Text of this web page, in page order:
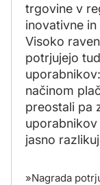
trgovine v
inovativne
Visoko
potrjujejo
načinom
preostali pa
uporabnikov
jasno
»Nagrada